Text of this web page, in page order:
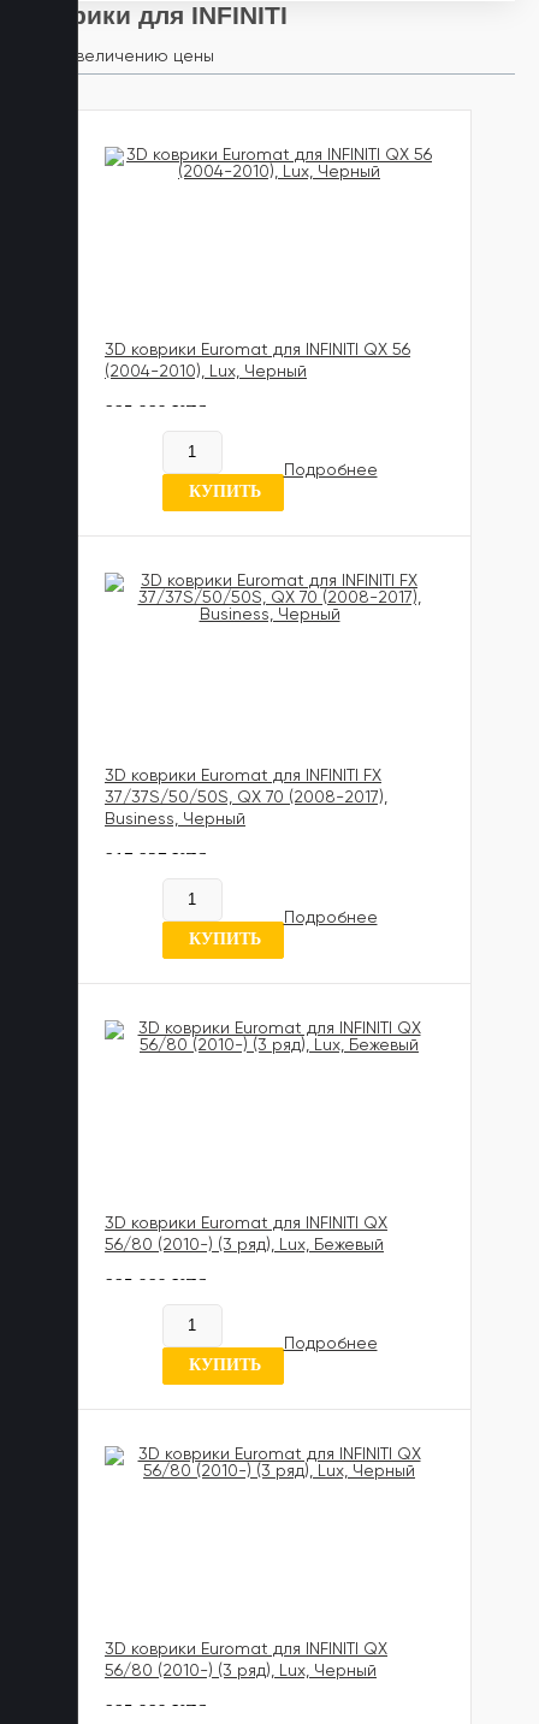
Коврики для INFINITI
По увеличению цены
3D коврики Euromat для INFINITI QX 56
(2004-2010), Lux, Черный
885 989 UZS
В наличии
5 отзывов
КУПИТЬ
Подробнее
3D коврики Euromat для INFINITI FX
37/37S/50/50S, QX 70 (2008-2017),
Business, Черный
817 837 UZS
В наличии
7 отзывов
КУПИТЬ
Подробнее
3D коврики Euromat для INFINITI QX
56/80 (2010-) (3 ряд), Lux, Бежевый
885 989 UZS
В наличии
6 отзывов
КУПИТЬ
Подробнее
3D коврики Euromat для INFINITI QX
56/80 (2010-) (3 ряд), Lux, Черный
885 989 UZS